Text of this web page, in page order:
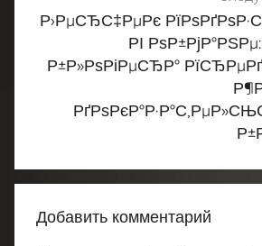
Р›РµСЂС‡РµРє
РІ
Р±Р»РѕРіРµСЂР°
Добавить комментарий